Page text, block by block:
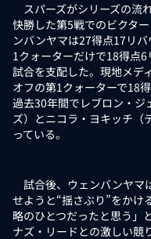
スパーズがシリーズの流
快勝した第5戦でのビクタ
ンバンヤマは27得点17リ
1クォーターだけで18得点
試合を支配した。現地メデ
オフの第1クォーターで18
過去30年間でレブロン・ジ
ズ）とニコラ・ヨキッチ（
っている。
試合後、ウェンバンヤマ
せようと“揺さぶり”をか
略のひとつだったと思う」
ナズ・リードとの激しい競